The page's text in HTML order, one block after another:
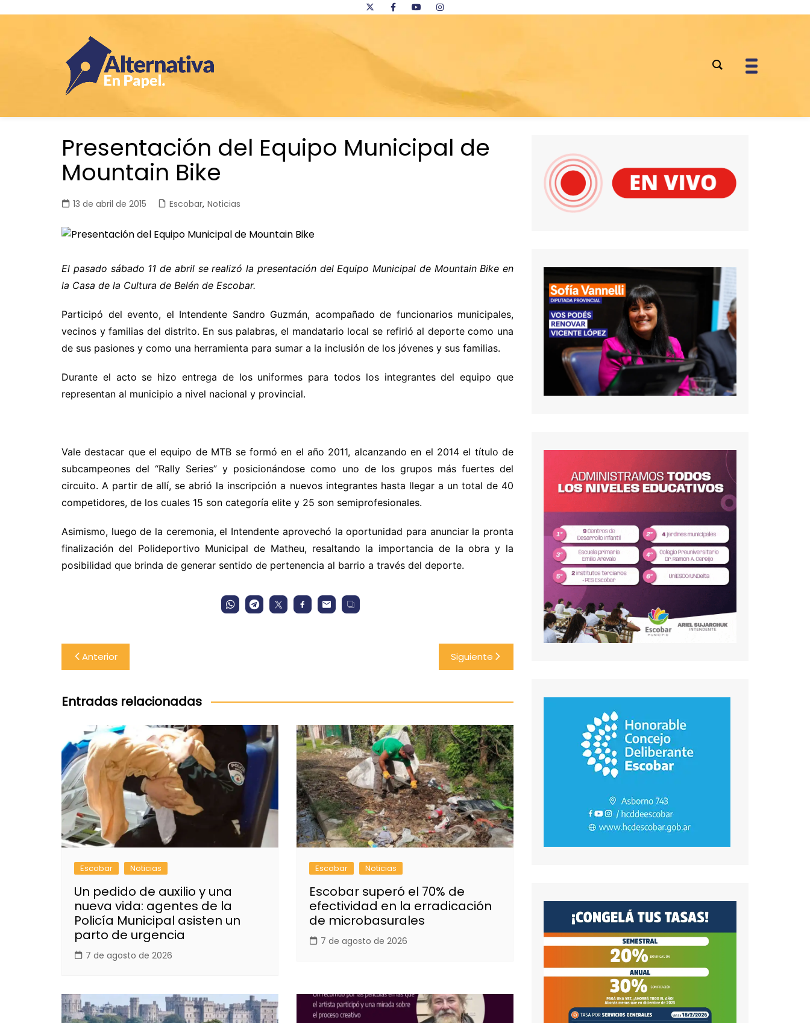
Presentación del Equipo Municipal de
Mountain Bike
13 de abril de 2015 Escobar, Noticias
El pasado sábado 11 de abril se realizó la presentación del Equipo Municipal de Mountain Bike en
la Casa de la Cultura de Belén de Escobar.
Participó del evento, el Intendente Sandro Guzmán, acompañado de funcionarios municipales,
vecinos y familias del distrito. En sus palabras, el mandatario local se refirió al deporte como una
de sus pasiones y como una herramienta para sumar a la inclusión de los jóvenes y sus familias.
Durante el acto se hizo entrega de los uniformes para todos los integrantes del equipo que
representan al municipio a nivel nacional y provincial.
Vale destacar que el equipo de MTB se formó en el año 2011, alcanzando en el 2014 el título de
subcampeones del “Rally Series” y posicionándose como uno de los grupos más fuertes del
circuito. A partir de allí, se abrió la inscripción a nuevos integrantes hasta llegar a un total de 40
competidores, de los cuales 15 son categoría elite y 25 son semiprofesionales.
Asimismo, luego de la ceremonia, el Intendente aprovechó la oportunidad para anunciar la pronta
finalización del Polideportivo Municipal de Matheu, resaltando la importancia de la obra y la
posibilidad que brinda de generar sentido de pertenencia al barrio a través del deporte.
Navegación
de
entradas
Anterior Siguiente
Entradas relacionadas
Escobar Noticias
Un pedido de auxilio y una
nueva vida: agentes de la
Policía Municipal asisten un
parto de urgencia
7 de agosto de 2026
Escobar Noticias
Escobar superó el 70% de
efectividad en la erradicación
de microbasurales
7 de agosto de 2026